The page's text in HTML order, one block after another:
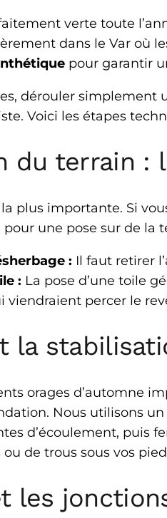
verte toute
dans le Var où
pour garantir
dérouler
Voici les étapes
du terrain :
la plus importante. Si
une pose sur de la
: Il faut retirer
: La pose d’une toile
viendraient percer le
la
orages d’automne
Nous utilisons
d’écoulement, puis
de trous sous vos
les